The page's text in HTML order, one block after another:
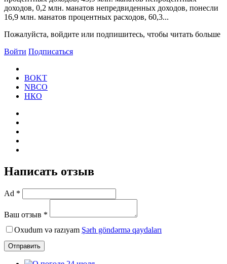
доходов, 0,2 млн. манатов непредвиденных доходов, понесли
16,9 млн. манатов процентных расходов, 60,3...
Пожалуйста, войдите или подпишитесь, чтобы читать больше
Войти Подписаться
BOKT
NBCO
НКО
Написать отзыв
Ad *
Ваш отзыв *
Oxudum və razıyam Şərh göndərmə qaydaları
Отправить